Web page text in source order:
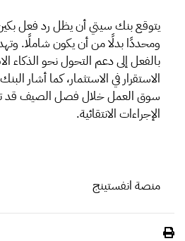
يتوقع بنك سيتي أن يظل رد فعل
ومحددًا بدلًا من أن يكون شاملًا.
بالفعل إلى دعم التحول نحو الذكاء
الاستقرار في الاستثمار، كما أشار
سوق العمل خلال فصل الصيف قد
الإجراءات الانتقائية.
منصة انفستينج